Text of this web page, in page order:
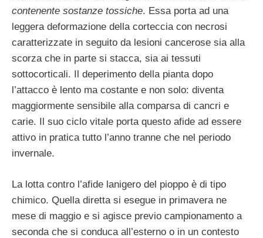
contenente sostanze tossiche. Essa porta ad una
leggera deformazione della corteccia con necrosi
caratterizzate in seguito da lesioni cancerose sia alla
scorza che in parte si stacca, sia ai tessuti
sottocorticali. Il deperimento della pianta dopo
l’attacco è lento ma costante e non solo: diventa
maggiormente sensibile alla comparsa di cancri e
carie. Il suo ciclo vitale porta questo afide ad essere
attivo in pratica tutto l’anno tranne che nel periodo
invernale.
La lotta contro l’afide lanigero del pioppo è di tipo
chimico. Quella diretta si esegue in primavera ne
mese di maggio e si agisce previo campionamento a
seconda che si conduca all’esterno o in un contesto